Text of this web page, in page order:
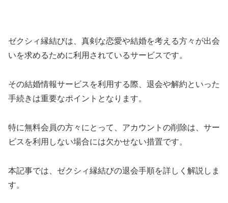
ゼクシィ縁結びは、真剣な恋愛や結婚を考える方々が出会
いを求めるために利用されているサービスです。
その結婚情報サービスを利用する際、退会や解約といった
手続きは重要なポイントとなります。
特に無料会員の方々にとって、アカウントの削除は、サー
ビスを利用しない場合には欠かせない措置です。
本記事では、ゼクシィ縁結びの退会手順を詳しく解説しま
す。